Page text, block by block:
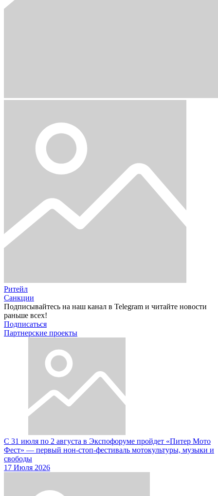
Ритейл
Санкции
Подписывайтесь на наш канал в Telegram и читайте новости
раньше всех!
Подписаться
Партнерские проекты
С 31 июля по 2 августа в Экспофоруме пройдет «Питер Мото
Фест» — первый нон-стоп-фестиваль мотокультуры, музыки и
свободы
17 Июля 2026